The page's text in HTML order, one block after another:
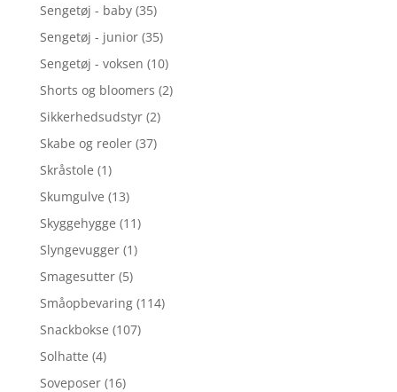
Sengetøj - baby (35)
Sengetøj - junior (35)
Sengetøj - voksen (10)
Shorts og bloomers (2)
Sikkerhedsudstyr (2)
Skabe og reoler (37)
Skråstole (1)
Skumgulve (13)
Skyggehygge (11)
Slyngevugger (1)
Smagesutter (5)
Småopbevaring (114)
Snackbokse (107)
Solhatte (4)
Soveposer (16)